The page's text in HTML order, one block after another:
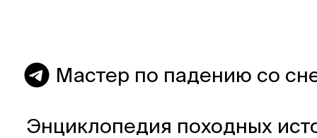
Дневник
Мастер по падению со
Энциклопедия походных